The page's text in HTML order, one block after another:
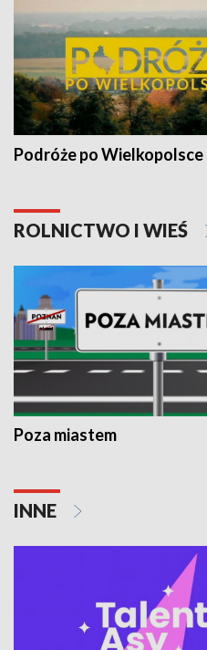
Podróże po Wielkopolsce
ROLNICTWO I WIEŚ
Poza miastem
INNE